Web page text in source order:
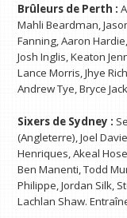
Brûleurs de Perth :
Mahli Beardman,
Fanning, Aaron
Josh Inglis, Keaton
Lance Morris, Jhye
Andrew Tye, Bryce
Sixers de Sydney :
(Angleterre), Joel
Henriques, Akeal
Ben Manenti, Todd
Philippe, Jordan Silk,
Lachlan Shaw.